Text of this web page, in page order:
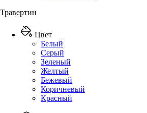
Травертин
Цвет
Белый
Серый
Зеленый
Желтый
Бежевый
Коричневый
Красный